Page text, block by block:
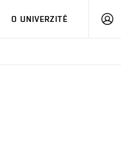
O UNIVERZITĚ